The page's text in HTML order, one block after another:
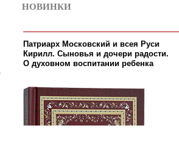
НОВИНКИ
Патриарх Московский и всея Руси
Кирилл. Сыновья и дочери радости.
О духовном воспитании ребенка